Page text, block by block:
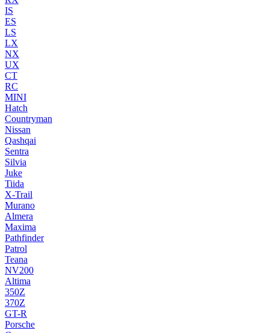
IS
ES
LS
LX
NX
UX
CT
RC
MINI
Hatch
Countryman
Nissan
Qashqai
Sentra
Silvia
Juke
Tiida
X-Trail
Murano
Almera
Maxima
Pathfinder
Patrol
Teana
NV200
Altima
350Z
370Z
GT-R
Porsche